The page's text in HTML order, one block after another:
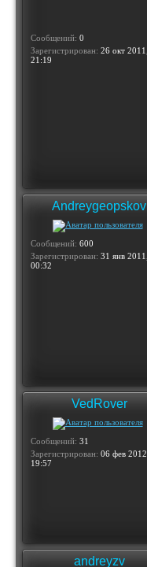
Сообщений: 0
Зарегистрирован: 26 окт 2011,
21:19
Andreygeopskov
Сообщений: 600
Зарегистрирован: 31 янв 2011,
00:32
VedRover
Сообщений: 31
Зарегистрирован: 06 фев 2012,
19:57
andreyzv